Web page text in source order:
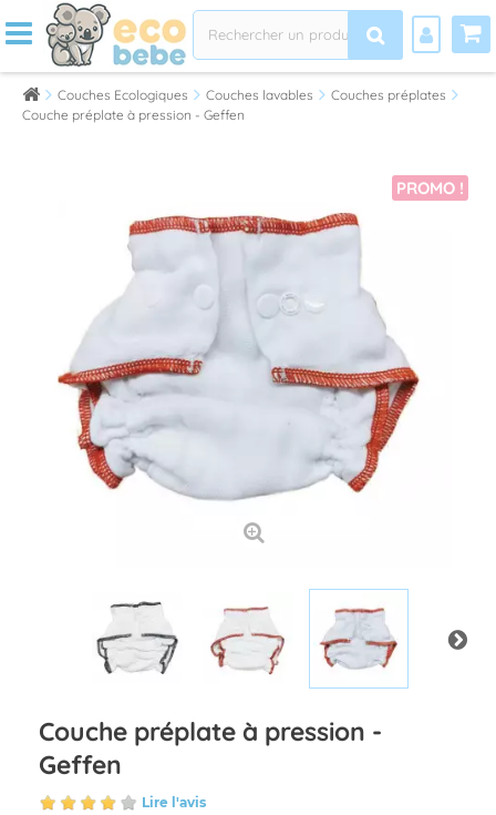
Couches Ecologiques Couches lavables
Couches préplates
Couche préplate à pression - Geffen
PROMO !
Couche préplate à pression -
Geffen
Lire l'avis